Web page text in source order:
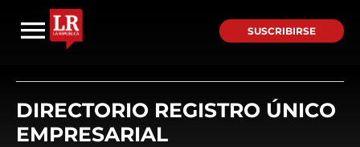
SUSCRIBIRSE
DIRECTORIO REGISTRO ÚNICO
EMPRESARIAL